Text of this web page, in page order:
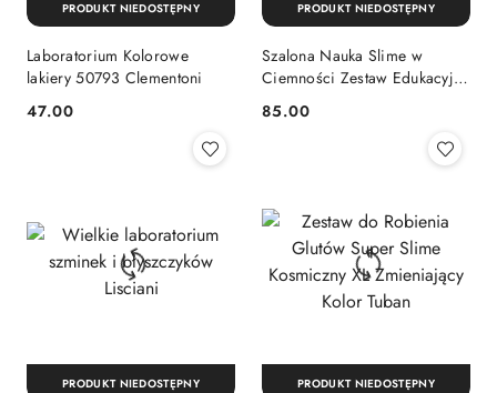
Laboratorium Kolorowe
lakiery 50793 Clementoni
Cena:
47.00
PRODUKT NIEDOSTĘPNY
Szalona Nauka Slime w
Ciemności Zestaw Edukacyjny
Cena:
85.00
PRODUKT NIEDOSTĘPNY
PRODUKT NIEDOSTĘPNY PRODUKT NIEDOSTĘPNY